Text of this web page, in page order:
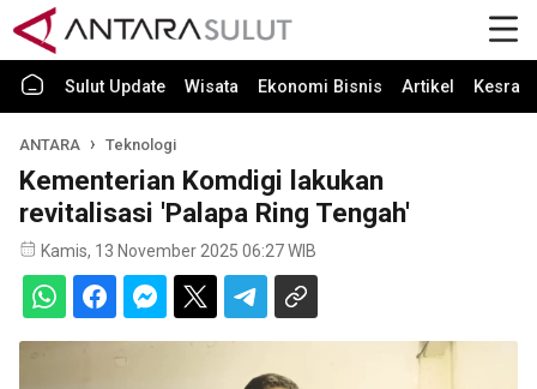
Sulut Update Wisata Ekonomi Bisnis Artikel Kesra
ANTARA Teknologi
Kementerian Komdigi lakukan
revitalisasi 'Palapa Ring Tengah'
Kamis, 13 November 2025 06:27 WIB